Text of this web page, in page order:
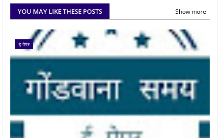
YOU MAY LIKE THESE POSTS Show more
ई-पेपर